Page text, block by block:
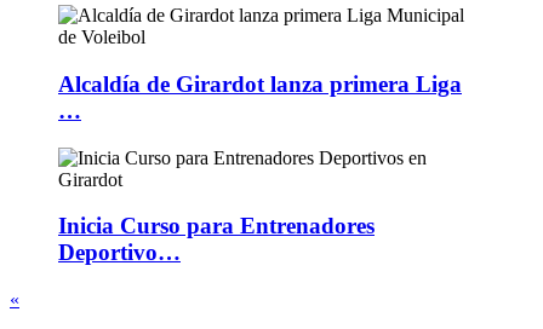
Alcaldía de Girardot lanza primera Liga
…
Inicia Curso para Entrenadores
Deportivo…
«